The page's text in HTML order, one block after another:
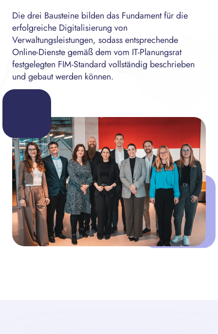
Die drei Bausteine bilden das Fundament für die
erfolgreiche Digitalisierung von
Verwaltungsleistungen, sodass entsprechende
Online-Dienste gemäß dem vom IT-Planungsrat
festgelegten FIM-Standard vollständig beschrieben
und gebaut werden können.